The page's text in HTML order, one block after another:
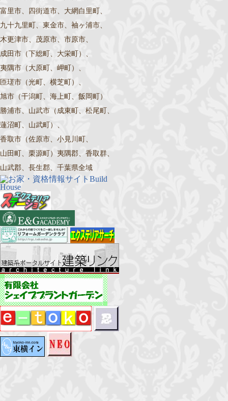
富里市、四街道市、大網白里町、
九十九里町、東金市、袖ヶ浦市、
木更津市、茂原市、市原市、
成田市（下総町、大栄町）、
夷隅市（大原町、岬町）、
匝瑳市（光町、横芝町）、
旭市（干潟町、海上町、飯岡町）
勝浦市、山武市（成東町、松尾町、
蓮沼町、山武町）、
香取市（佐原市、小見川町、
山田町、栗源町）夷隅郡、香取群、
山武郡、長生郡、千葉県全域